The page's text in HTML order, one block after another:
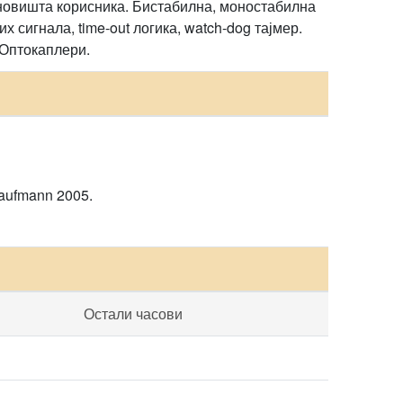
корисника. Бистабилна, моностабилна
сигнала, time-out логика, watch-dog тајмер.
2005.
Остали часови